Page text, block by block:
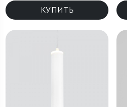
КУПИТЬ